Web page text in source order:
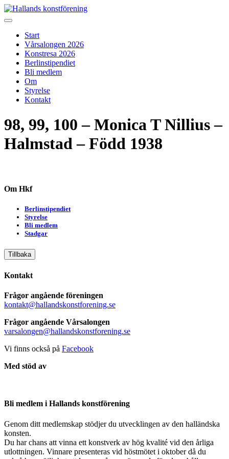
Skip
to
Start
Vårsalongen 2026
Konstresa 2026
Berlinstipendiet
Bli medlem
Om
Styrelse
Kontakt
98, 99, 100 – Monica T Nillius –
Halmstad – Född 1938
Om Hkf
Berlinstipendiet
Styrelse
Bli medlem
Stadgar
Tillbaka
Kontakt
Frågor angående föreningen
kontakt@hallandskonstforening.se
Frågor angående Vårsalongen
varsalongen@hallandskonstforening.se
Vi finns också på Facebook
Med stöd av
Bli medlem i Hallands konstförening
Genom ditt medlemskap stödjer du utvecklingen av den halländska
konsten.
Du har chans att vinna ett konstverk av hög kvalité vid den årliga
utlottningen. Vinnare presenteras vid höstmötet i oktober då du